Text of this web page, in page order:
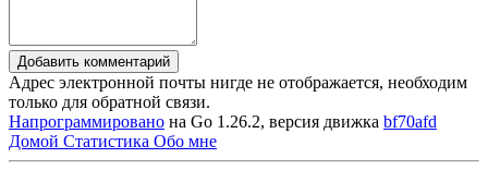
Добавить комментарий
Адрес электронной почты нигде не отображается, необходим
только для обратной связи.
Напрограммировано на Go 1.26.2, версия движка bf70afd
Домой Статистика Обо мне